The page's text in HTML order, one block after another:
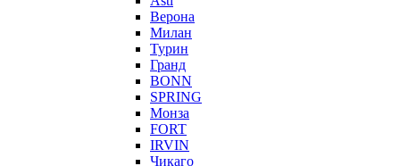
Верона
Милан
Турин
Гранд
BONN
SPRING
Монза
FORT
IRVIN
Чикаго